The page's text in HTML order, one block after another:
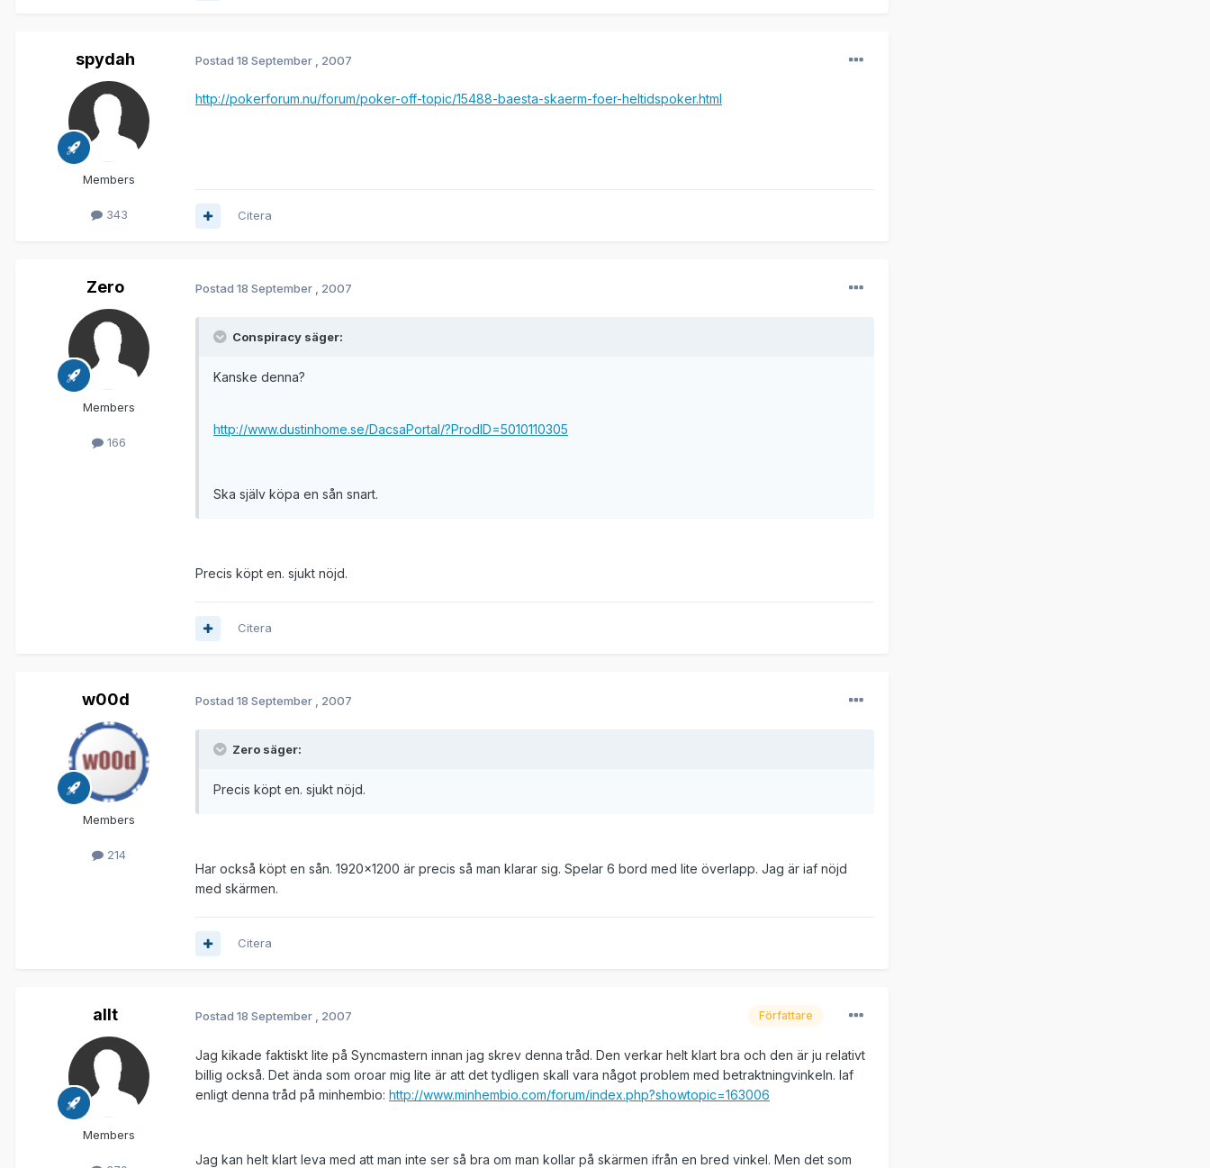
spydah
Members
343
Postad 18 September , 2007
http://pokerforum.nu/forum/poker-off-topic/15488-baesta-skaerm-foer-heltidspoker.html
Citera
Zero
Members
166
Postad 18 September , 2007
Conspiracy säger:
Kanske denna?
http://www.dustinhome.se/DacsaPortal/?ProdID=5010110305
Ska själv köpa en sån snart.
Precis köpt en. sjukt nöjd.
Citera
w00d
Members
214
Postad 18 September , 2007
Zero säger:
Precis köpt en. sjukt nöjd.
Har också köpt en sån. 1920x1200 är precis så man klarar sig. Spelar 6 bord med lite överlapp. Jag är iaf nöjd
med skärmen.
Citera
allt
Members
Författare
Postad 18 September , 2007
Jag kikade faktiskt lite på Syncmastern innan jag skrev denna tråd. Den verkar helt klart bra och den är ju relativt
billig också. Det ända som oroar mig lite är att det tydligen skall vara något problem med betraktningvinkeln. Iaf
enligt denna tråd på minhembio: http://www.minhembio.com/forum/index.php?showtopic=163006
Jag kan helt klart leva med att man inte ser så bra om man kollar på skärmen ifrån en bred vinkel. Men det som